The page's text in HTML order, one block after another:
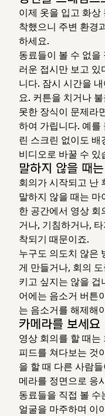
이제 옷을 입고 화상
착했으니 주변 환경
하세요.
동료들이 볼 수 없을
러운 접시만 보고 있
니다. 잠시 시간을
요. 커튼을 치거나
못한 장식이 문제라
하여 가립니다. 예
린 스크린 없이도
비디오로 바꿀 수 있
말하지 않을 때
회의가 시작되고 난
말하지 않을 때는 마
한 공간에서 영상 회
거나, 기침하거나,
착되기 때문이죠.
누구도 의도치 않은
게 만들거나, 회의
키고 싶지는 않을 겁
어에는 음소거 버튼
는 음소거를 해제해
카메라를 보세요
영상 회의를 할 때
피드를 쳐다보는 것
을 할 때 다른 사람
메라를 정면으로 응
동료들을 직접 볼 수
얼굴을 마주하며 이